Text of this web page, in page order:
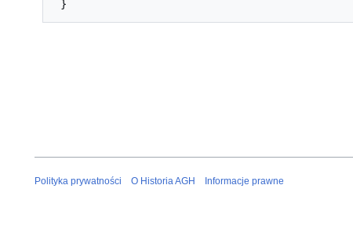
Polityka prywatności O Historia AGH Informacje prawne